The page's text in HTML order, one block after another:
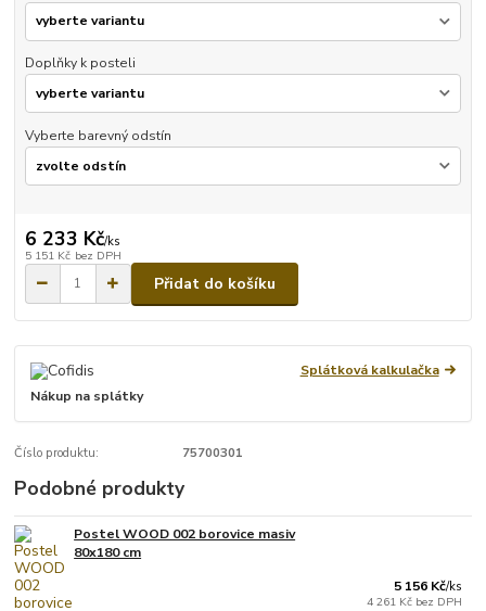
Doplňky k posteli
Vyberte barevný odstín
6 233 Kč/ks
5 151 Kč bez DPH
Přidat do košíku
Splátková kalkulačka
Nákup na splátky
Číslo produktu: 75700301
Podobné produkty
Postel WOOD 002 borovice masiv
80x180 cm
5 156 Kč/ks
4 261 Kč bez DPH